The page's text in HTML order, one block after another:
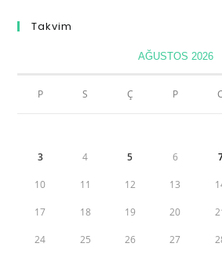
Takvim
AĞUSTOS 2026
P S Ç P C
3 4 5 6
10 11 12 13
17 18 19 20
24 25 26 27